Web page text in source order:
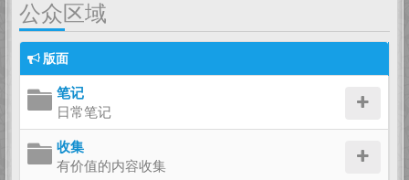
公众区域
版面
笔记
日常笔记
收集
有价值的内容收集